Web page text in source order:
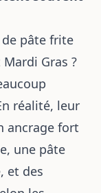
pâte frite
Gras ?
réalité, leur
ancrage fort
une pâte
et des